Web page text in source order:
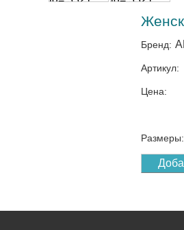
Бренд:
Артикул:
Цена:
Размеры: